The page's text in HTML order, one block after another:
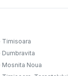
Timisoara
Dumbravita
Noua